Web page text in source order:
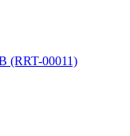
(RRT-00011)